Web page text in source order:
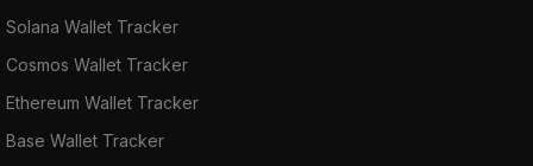
Solana Wallet Tracker
Cosmos Wallet Tracker
Ethereum Wallet Tracker
Base Wallet Tracker